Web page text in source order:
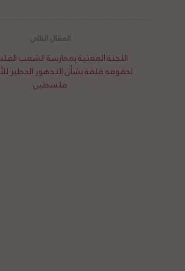
اللجنة المعنية بممارسة الشعب
لحقوقه قلقة بشأن التدهور الخطير
فلسطين